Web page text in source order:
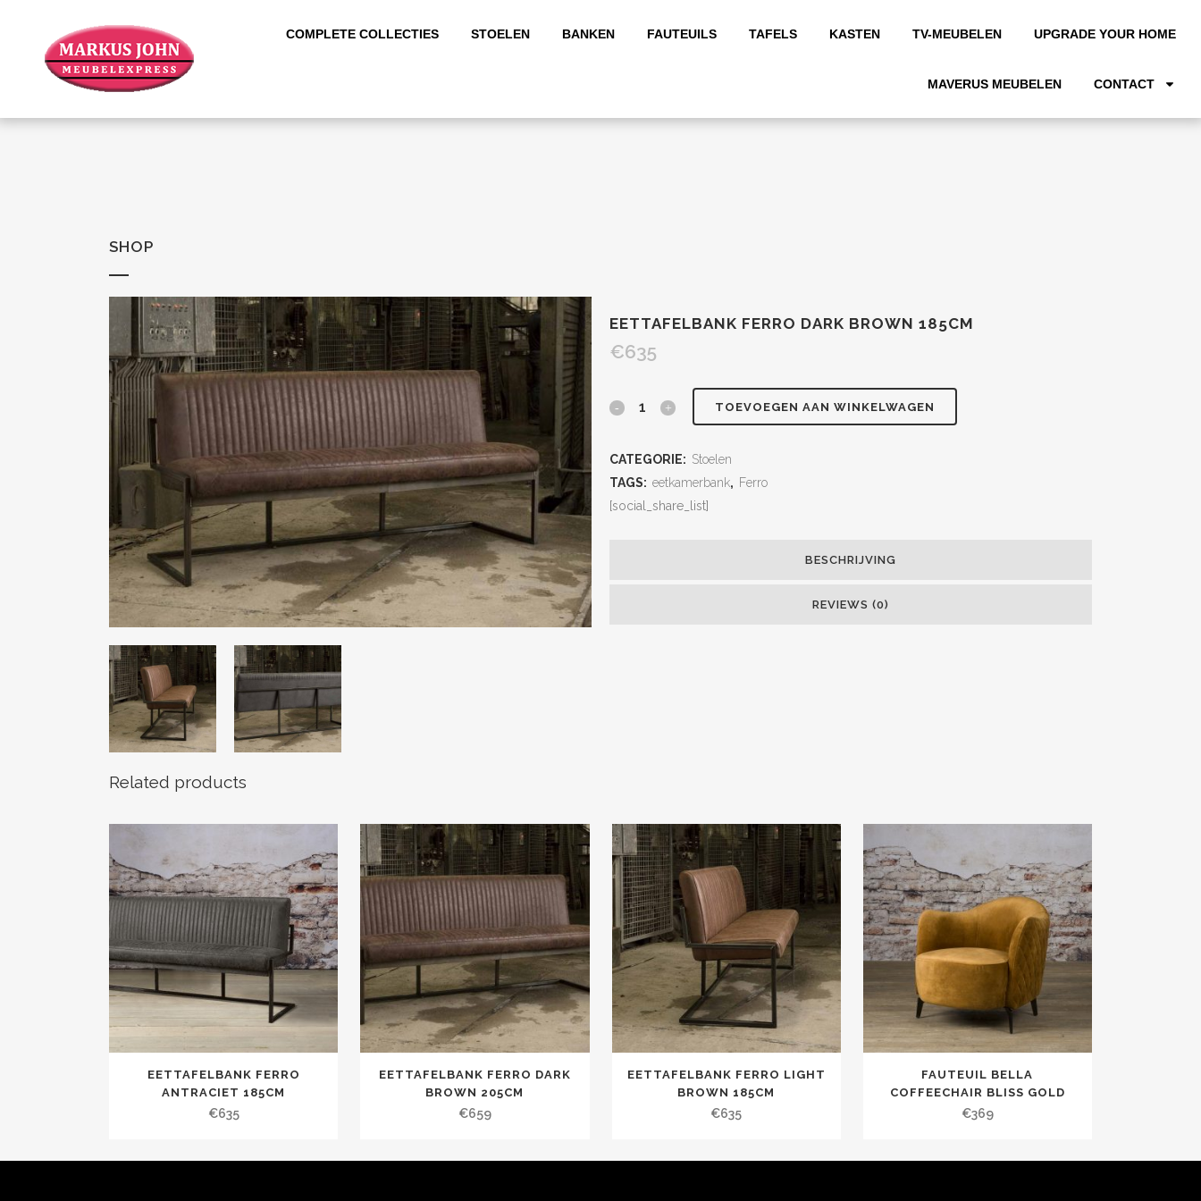
COMPLETE COLLECTIES STOELEN BANKEN FAUTEUILS TAFELS KASTEN TV-MEUBELEN UPGRADE YOUR HOME
MAVERUS MEUBELEN CONTACT
SHOP
EETTAFELBANK FERRO DARK BROWN 185CM
€635
TOEVOEGEN AAN WINKELWAGEN
CATEGORIE: Stoelen
TAGS: eetkamerbank, Ferro
[social_share_list]
BESCHRIJVING
REVIEWS (0)
Related products
EETTAFELBANK FERRO
ANTRACIET 185CM
€635
EETTAFELBANK FERRO DARK
BROWN 205CM
€659
EETTAFELBANK FERRO LIGHT
BROWN 185CM
€635
FAUTEUIL BELLA
COFFEECHAIR BLISS GOLD
€369